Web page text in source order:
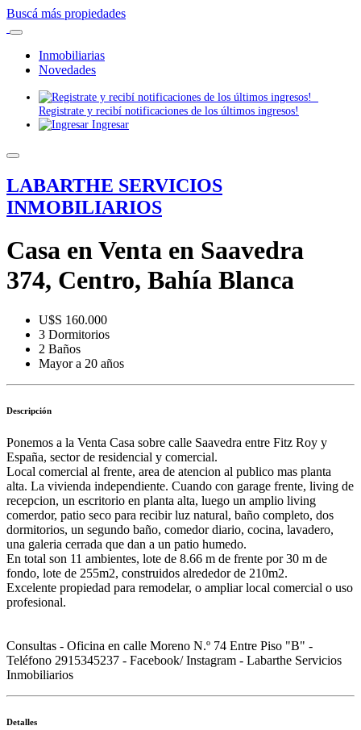
Buscá más propiedades
Inmobiliarias
Novedades
Registrate y recibí notificaciones de los últimos ingresos!
Ingresar
LABARTHE SERVICIOS
INMOBILIARIOS
Casa en Venta en Saavedra
374, Centro, Bahía Blanca
U$S 160.000
3 Dormitorios
2 Baños
Mayor a 20 años
Descripción
Ponemos a la Venta Casa sobre calle Saavedra entre Fitz Roy y
España, sector de residencial y comercial.
Local comercial al frente, area de atencion al publico mas planta
alta. La vivienda independiente. Cuando con garage frente, living de
recepcion, un escritorio en planta alta, luego un amplio living
comerdor, patio seco para recibir luz natural, baño completo, dos
dormitorios, un segundo baño, comedor diario, cocina, lavadero,
una galeria cerrada que dan a un patio humedo.
En total son 11 ambientes, lote de 8.66 m de frente por 30 m de
fondo, lote de 255m2, construidos alrededor de 210m2.
Excelente propiedad para remodelar, o ampliar local comercial o uso
profesional.
Consultas - Oficina en calle Moreno N.º 74 Entre Piso "B" -
Teléfono 2915345237 - Facebook/ Instagram - Labarthe Servicios
Inmobiliarios
Detalles